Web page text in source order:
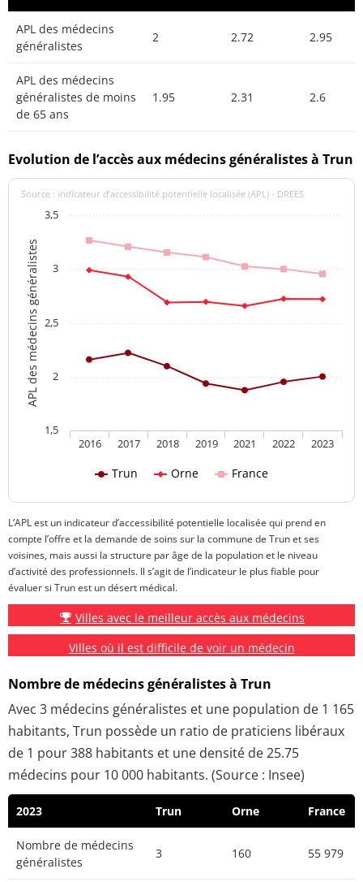
APL des médecins
généralistes
2 2.72 2.95
APL des médecins
généralistes de moins
de 65 ans
1.95 2.31 2.6
Evolution de l’accès aux médecins généralistes à Trun
APL des médecins généralistes
Source : indicateur d’accessibilité potentielle localisée (APL) - DREES
Trun Orne France
2016 2017 2018 2019 2021 2022 2023
1,5
2
2,5
3
3,5
L’APL est un indicateur d’accessibilité potentielle localisée qui prend en
compte l’offre et la demande de soins sur la commune de Trun et ses
voisines, mais aussi la structure par âge de la population et le niveau
d’activité des professionnels. Il s’agit de l’indicateur le plus fiable pour
évaluer si Trun est un désert médical.
Villes avec le meilleur accès aux médecins
Villes où il est difficile de voir un médecin
Nombre de médecins généralistes à Trun
Avec 3 médecins généralistes et une population de 1 165
habitants, Trun possède un ratio de praticiens libéraux
de 1 pour 388 habitants et une densité de 25.75
médecins pour 10 000 habitants. (Source : Insee)
2023 Trun Orne France
Nombre de médecins
généralistes
3 160 55 979